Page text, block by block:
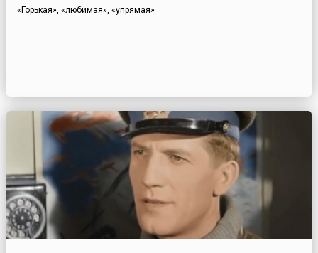
«Горькая», «любимая», «упрямая»